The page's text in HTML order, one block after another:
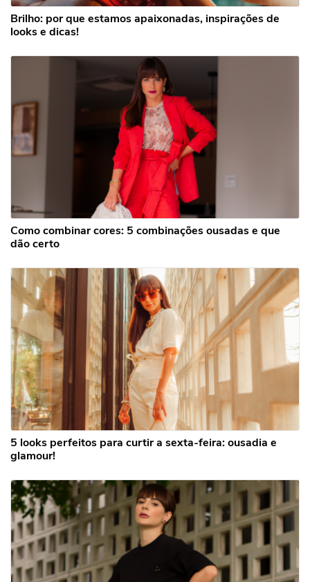
Brilho: por que estamos apaixonadas, inspirações de
looks e dicas!
Como combinar cores: 5 combinações ousadas e que
dão certo
5 looks perfeitos para curtir a sexta-feira: ousadia e
glamour!